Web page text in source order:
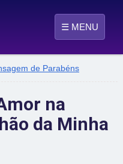
☰ MENU
de Parabéns
na
da Minha